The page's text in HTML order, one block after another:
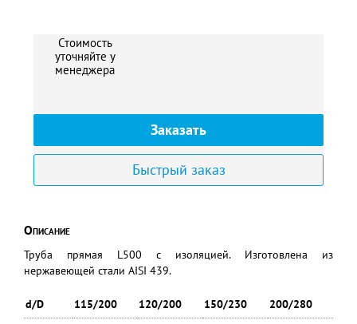
Стоимость
уточняйте у
менеджера
Заказать
Быстрый заказ
Описание
Труба прямая L500 с изоляцией. Изготовлена из
нержавеющей стали AISI 439.
d/D 115/200 120/200 150/230
200/280